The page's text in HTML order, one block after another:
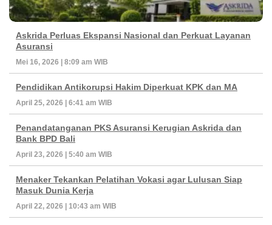
Askrida Perluas Ekspansi Nasional dan Perkuat Layanan
Asuransi
Mei 16, 2026 | 8:09 am WIB
Pendidikan Antikorupsi Hakim Diperkuat KPK dan MA
April 25, 2026 | 6:41 am WIB
Penandatanganan PKS Asuransi Kerugian Askrida dan
Bank BPD Bali
April 23, 2026 | 5:40 am WIB
Menaker Tekankan Pelatihan Vokasi agar Lulusan Siap
Masuk Dunia Kerja
April 22, 2026 | 10:43 am WIB